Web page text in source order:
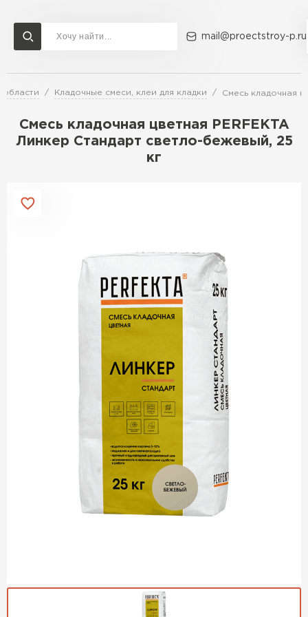
mail@proectstroy-p.ru
Кладочные смеси, клеи для кладки Смесь кладочная
Смесь кладочная цветная PERFEKTA
Линкер Стандарт светло-бежевый, 25
кг
Доставка и оплата Акции О компании Контакты
Перейти в каталог
Газобетон (ЕвроАэроБетон)
ПЕРЕЙТИ
Газобетон Могилевский КСИ
Газобетон Бонолит
Газобетон Могилевский КСИ
Газобетон Могилевский
Газосиликат
Газобетон ЛСР
Газобетон Poritep
Газобетон ДСК Грас
Газобетон CubiBlock
Газобетон ВКБлок